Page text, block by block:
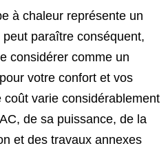
à chaleur représente un
paraître conséquent,
considérer comme un
votre confort et vos
coût varie considérablement
de sa puissance, de la
et des travaux annexes